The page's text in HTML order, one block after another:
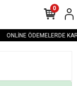
ONLİNE ÖDEMELERDE
0